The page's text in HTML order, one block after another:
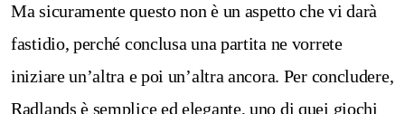
Ma sicuramente questo non è un aspetto che vi darà
fastidio, perché conclusa una partita ne vorrete
iniziare un’altra e poi un’altra ancora. Per concludere,
Radlands è semplice ed elegante, uno di quei giochi